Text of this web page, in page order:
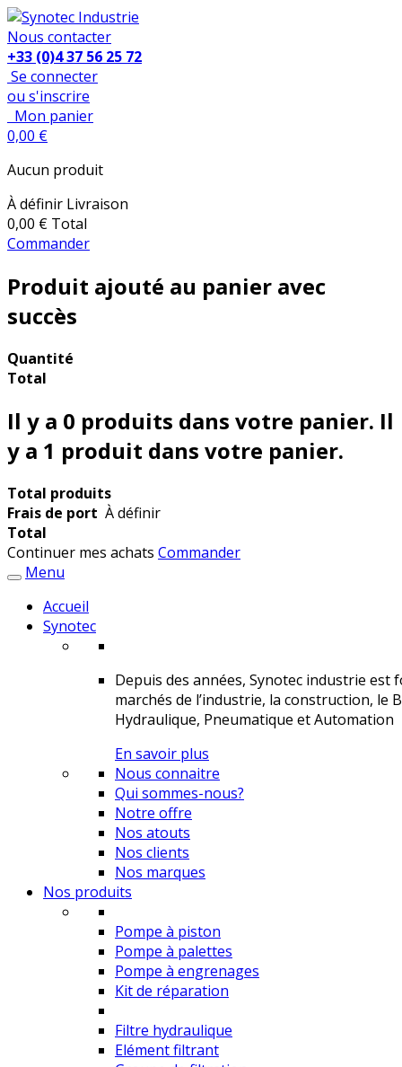
Nous contacter
+33 (0)4 37 56 25 72
Se connecter
ou s'inscrire
Mon panier
0,00 €
Aucun produit
À définir Livraison
0,00 € Total
Commander
Produit ajouté au panier avec
succès
Quantité
Total
Il y a 0 produits dans votre panier. Il
y a 1 produit dans votre panier.
Total produits
Frais de port À définir
Total
Continuer mes achats Commander
Menu
Accueil
Synotec
Depuis des années, Synotec industrie
marchés de l’industrie, la construction, le
Hydraulique, Pneumatique et Automation
En savoir plus
Nous connaitre
Qui sommes-nous?
Notre offre
Nos atouts
Nos clients
Nos marques
Nos produits
Pompe à piston
Pompe à palettes
Pompe à engrenages
Kit de réparation
Filtre hydraulique
Elément filtrant